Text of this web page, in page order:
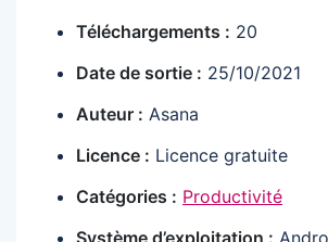
Téléchargements : 20
Date de sortie : 25/10/2021
Auteur : Asana
Licence : Licence gratuite
Catégories : Productivité
Système d’exploitation :